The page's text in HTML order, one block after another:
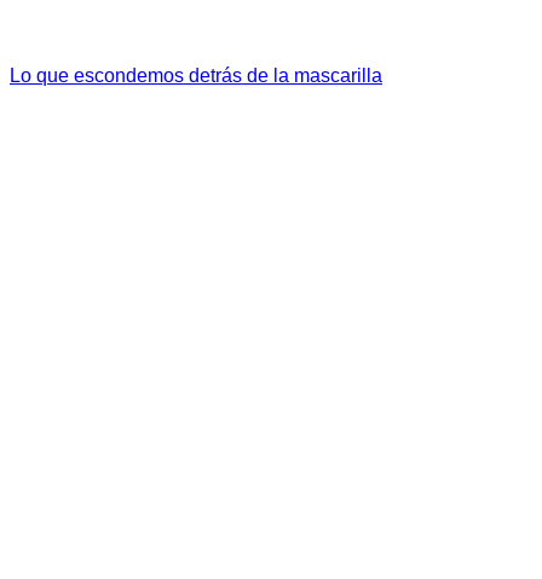
Lo que escondemos detrás de la mascarilla